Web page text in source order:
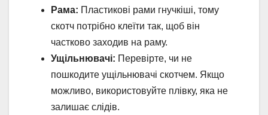
Рама: Пластикові рами гнучкіші, тому
скотч потрібно клеїти так, щоб він
частково заходив на раму.
Ущільнювачі: Перевірте, чи не
пошкодите ущільнювачі скотчем. Якщо
можливо, використовуйте плівку, яка не
залишає слідів.